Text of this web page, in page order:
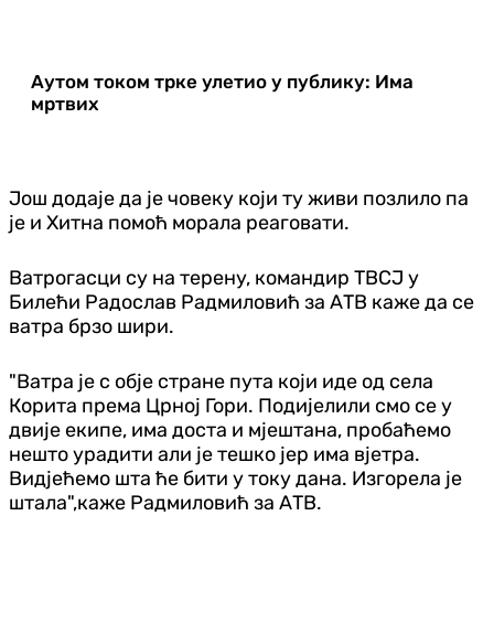
Аутом током трке улетио у публику: Има
мртвих
Још додаје да је човеку који ту живи позлило па
је и Хитна помоћ морала реаговати.
Ватрогасци су на терену, командир ТВСЈ у
Билећи Радослав Радмиловић за АТВ каже да се
ватра брзо шири.
"Ватра је с обје стране пута који иде од села
Корита према Црној Гори. Подијелили смо се у
двије екипе, има доста и мјештана, пробаћемо
нешто урадити али је тешко јер има вјетра.
Видјећемо шта ће бити у току дана. Изгорела је
штала",каже Радмиловић за АТВ.